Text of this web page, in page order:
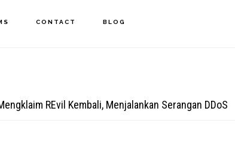
CONTACT BLOG
REvil Kembali, Menjalankan Serangan DDoS